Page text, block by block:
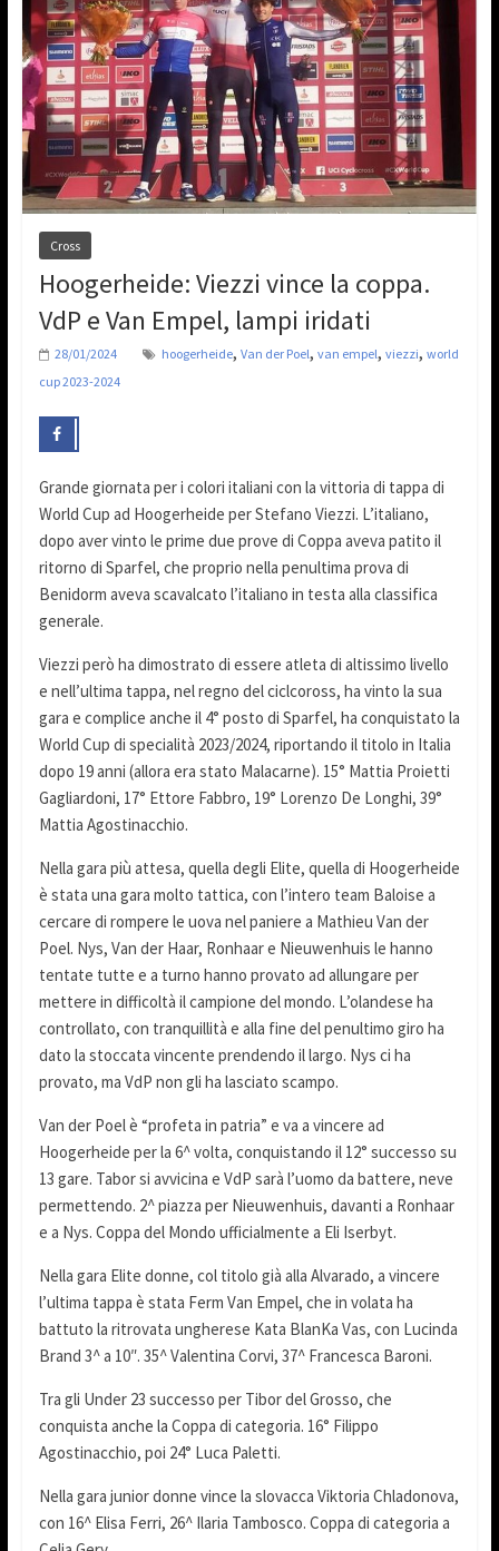
Cross
Hoogerheide: Viezzi vince la coppa.
VdP e Van Empel, lampi iridati
28/01/2024 hoogerheide, Van der Poel, van empel, viezzi, world
cup 2023-2024
Grande giornata per i colori italiani con la vittoria di tappa di
World Cup ad Hoogerheide per Stefano Viezzi. L’italiano,
dopo aver vinto le prime due prove di Coppa aveva patito il
ritorno di Sparfel, che proprio nella penultima prova di
Benidorm aveva scavalcato l’italiano in testa alla classifica
generale.
Viezzi però ha dimostrato di essere atleta di altissimo livello
e nell’ultima tappa, nel regno del ciclcoross, ha vinto la sua
gara e complice anche il 4° posto di Sparfel, ha conquistato la
World Cup di specialità 2023/2024, riportando il titolo in Italia
dopo 19 anni (allora era stato Malacarne). 15° Mattia Proietti
Gagliardoni, 17° Ettore Fabbro, 19° Lorenzo De Longhi, 39°
Mattia Agostinacchio.
Nella gara più attesa, quella degli Elite, quella di Hoogerheide
è stata una gara molto tattica, con l’intero team Baloise a
cercare di rompere le uova nel paniere a Mathieu Van der
Poel. Nys, Van der Haar, Ronhaar e Nieuwenhuis le hanno
tentate tutte e a turno hanno provato ad allungare per
mettere in difficoltà il campione del mondo. L’olandese ha
controllato, con tranquillità e alla fine del penultimo giro ha
dato la stoccata vincente prendendo il largo. Nys ci ha
provato, ma VdP non gli ha lasciato scampo.
Van der Poel è “profeta in patria” e va a vincere ad
Hoogerheide per la 6^ volta, conquistando il 12° successo su
13 gare. Tabor si avvicina e VdP sarà l’uomo da battere, neve
permettendo. 2^ piazza per Nieuwenhuis, davanti a Ronhaar
e a Nys. Coppa del Mondo ufficialmente a Eli Iserbyt.
Nella gara Elite donne, col titolo già alla Alvarado, a vincere
l’ultima tappa è stata Ferm Van Empel, che in volata ha
battuto la ritrovata ungherese Kata BlanKa Vas, con Lucinda
Brand 3^ a 10″. 35^ Valentina Corvi, 37^ Francesca Baroni.
Tra gli Under 23 successo per Tibor del Grosso, che
conquista anche la Coppa di categoria. 16° Filippo
Agostinacchio, poi 24° Luca Paletti.
Nella gara junior donne vince la slovacca Viktoria Chladonova,
con 16^ Elisa Ferri, 26^ Ilaria Tambosco. Coppa di categoria a